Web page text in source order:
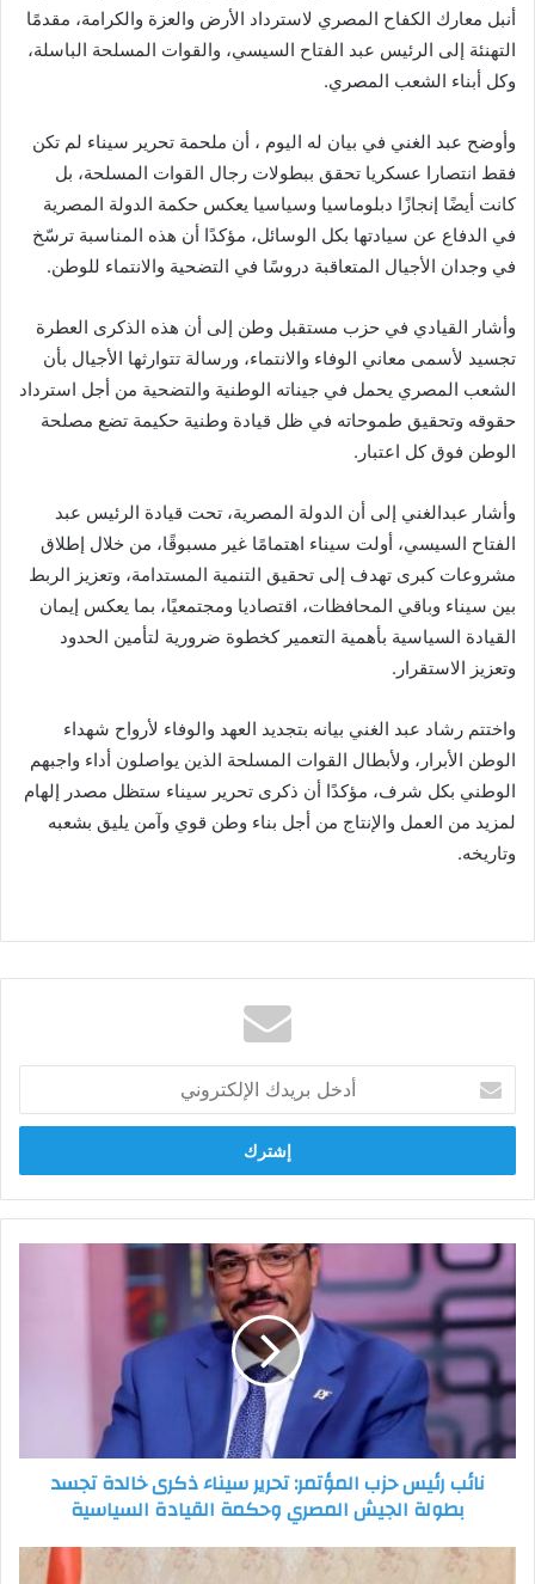
أنبل معارك الكفاح المصري لاسترداد الأرض والعزة والكرامة، مقدمًا
التهنئة إلى الرئيس عبد الفتاح السيسي، والقوات المسلحة الباسلة،
وكل أبناء الشعب المصري.
وأوضح عبد الغني في بيان له اليوم ، أن ملحمة تحرير سيناء لم تكن
فقط انتصارا عسكريا تحقق ببطولات رجال القوات المسلحة، بل
كانت أيضًا إنجازًا دبلوماسيا وسياسيا يعكس حكمة الدولة المصرية
في الدفاع عن سيادتها بكل الوسائل، مؤكدًا أن هذه المناسبة ترسّخ
في وجدان الأجيال المتعاقبة دروسًا في التضحية والانتماء للوطن.
وأشار القيادي في حزب مستقبل وطن إلى أن هذه الذكرى العطرة
تجسيد لأسمى معاني الوفاء والانتماء، ورسالة تتوارثها الأجيال بأن
الشعب المصري يحمل في جيناته الوطنية والتضحية من أجل استرداد
حقوقه وتحقيق طموحاته في ظل قيادة وطنية حكيمة تضع مصلحة
الوطن فوق كل اعتبار.
وأشار عبدالغني إلى أن الدولة المصرية، تحت قيادة الرئيس عبد
الفتاح السيسي، أولت سيناء اهتمامًا غير مسبوقًا، من خلال إطلاق
مشروعات كبرى تهدف إلى تحقيق التنمية المستدامة، وتعزيز الربط
بين سيناء وباقي المحافظات، اقتصاديا ومجتمعيًا، بما يعكس إيمان
القيادة السياسية بأهمية التعمير كخطوة ضرورية لتأمين الحدود
وتعزيز الاستقرار.
واختتم رشاد عبد الغني بيانه بتجديد العهد والوفاء لأرواح شهداء
الوطن الأبرار، ولأبطال القوات المسلحة الذين يواصلون أداء واجبهم
الوطني بكل شرف، مؤكدًا أن ذكرى تحرير سيناء ستظل مصدر إلهام
لمزيد من العمل والإنتاج من أجل بناء وطن قوي وآمن يليق بشعبه
وتاريخه.
بريدك
الإلكتروني
نائب
رئيس
حزب
المؤتمر:
تحرير
سيناء
ذكرى
تجسد
بطولةنائب رئيس حزب المؤتمر: تحرير سيناء ذكرى خالدة تجسد
بطولة الجيش المصري وحكمة القيادة السياسية